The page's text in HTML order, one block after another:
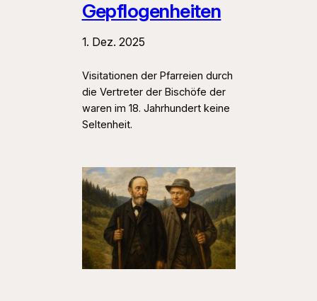
Gepflogenheiten
1. Dez. 2025
Visitationen der Pfarreien durch
die Vertreter der Bischöfe der
waren im 18. Jahrhundert keine
Seltenheit.